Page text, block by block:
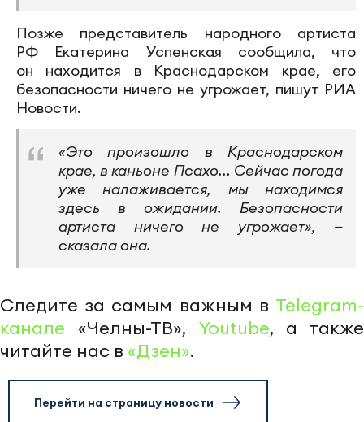
Позже представитель народного артиста
РФ Екатерина Успенская сообщила, что
он находится в Краснодарском крае, его
безопасности ничего не угрожает, пишут РИА
Новости.
«Это произошло в Краснодарском
крае, в каньоне Псахо... Сейчас погода
уже налаживается, мы находимся
здесь в ожидании. Безопасности
артиста ничего не угрожает», —
сказала она.
Следите за самым важным в Telegram-
канале «Челны-ТВ», Youtube, а также
читайте нас в «Дзен».
Перейти на страницу новости